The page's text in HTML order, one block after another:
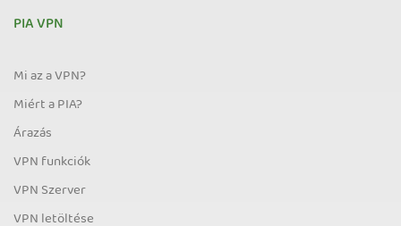
PIA VPN
Mi az a VPN?
Miért a PIA?
Árazás
VPN funkciók
VPN Szerver
VPN letöltése